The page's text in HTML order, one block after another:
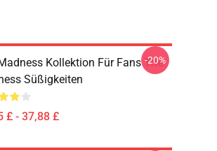
Kollektion Für Fans The
Süßigkeiten
£ - 37,88 £
-20%